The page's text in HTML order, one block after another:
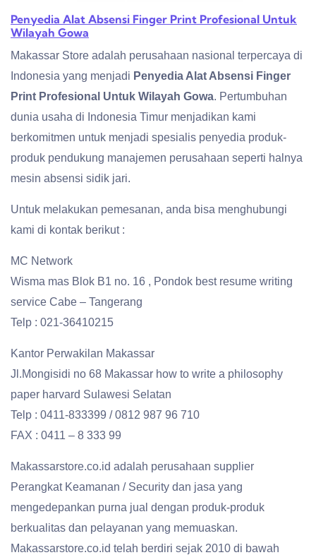
Penyedia Alat Absensi Finger Print Profesional Untuk
Wilayah Gowa
Makassar Store adalah perusahaan nasional terpercaya di
Indonesia yang menjadi Penyedia Alat Absensi Finger
Print Profesional Untuk Wilayah Gowa. Pertumbuhan
dunia usaha di Indonesia Timur menjadikan kami
berkomitmen untuk menjadi spesialis penyedia produk-
produk pendukung manajemen perusahaan seperti halnya
mesin absensi sidik jari.
Untuk melakukan pemesanan, anda bisa menghubungi
kami di kontak berikut :
MC Network
Wisma mas Blok B1 no. 16 , Pondok best resume writing
service Cabe – Tangerang
Telp : 021-36410215
Kantor Perwakilan Makassar
Jl.Mongisidi no 68 Makassar how to write a philosophy
paper harvard Sulawesi Selatan
Telp : 0411-833399 / 0812 987 96 710
FAX : 0411 – 8 333 99
Makassarstore.co.id adalah perusahaan supplier
Perangkat Keamanan / Security dan jasa yang
mengedepankan purna jual dengan produk-produk
berkualitas dan pelayanan yang memuaskan.
Makassarstore.co.id telah berdiri sejak 2010 di bawah